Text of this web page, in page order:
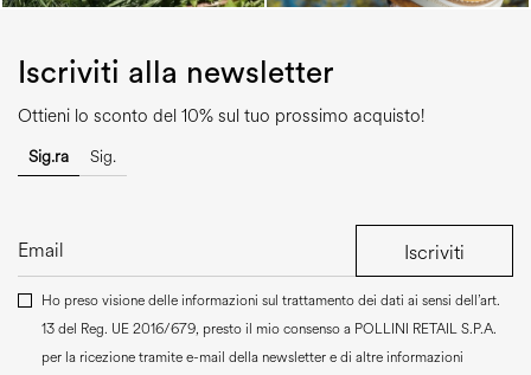
Iscriviti alla newsletter
Ottieni lo sconto del 10% sul tuo prossimo acquisto!
Sig.ra Sig.
Iscriviti
Ho preso visione delle informazioni sul trattamento dei dati ai sensi dell’art.
13 del Reg. UE 2016/679, presto il mio consenso a POLLINI RETAIL S.P.A.
per la ricezione tramite e-mail della newsletter e di altre informazioni